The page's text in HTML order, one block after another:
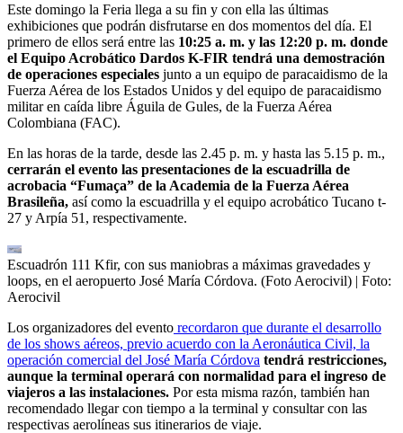
Este domingo la Feria llega a su fin y con ella las últimas
exhibiciones que podrán disfrutarse en dos momentos del día. El
primero de ellos será entre las 10:25 a. m. y las 12:20 p. m. donde
el Equipo Acrobático Dardos K-FIR tendrá una demostración
de operaciones especiales junto a un equipo de paracaidismo de la
Fuerza Aérea de los Estados Unidos y del equipo de paracaidismo
militar en caída libre Águila de Gules, de la Fuerza Aérea
Colombiana (FAC).
En las horas de la tarde, desde las 2.45 p. m. y hasta las 5.15 p. m.,
cerrarán el evento las presentaciones de la escuadrilla de
acrobacia “Fumaça” de la Academia de la Fuerza Aérea
Brasileña, así como la escuadrilla y el equipo acrobático Tucano t-
27 y Arpía 51, respectivamente.
Escuadrón 111 Kfir, con sus maniobras a máximas gravedades y
loops, en el aeropuerto José María Córdova. (Foto Aerocivil) | Foto:
Aerocivil
Los organizadores del evento recordaron que durante el desarrollo
de los shows aéreos, previo acuerdo con la Aeronáutica Civil, la
operación comercial del José María Córdova tendrá restricciones,
aunque la terminal operará con normalidad para el ingreso de
viajeros a las instalaciones. Por esta misma razón, también han
recomendado llegar con tiempo a la terminal y consultar con las
respectivas aerolíneas sus itinerarios de viaje.